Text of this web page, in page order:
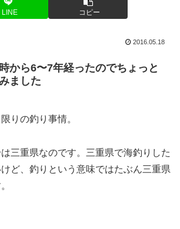
LINE コピー
2016.05.18
から6〜7年経ったのでちょっと
ました
りの釣り事情。
三重県なのです。三重県で海釣りした
ど、釣りという意味ではたぶん三重県